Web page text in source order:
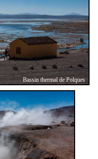
Bassin thermal de Polques